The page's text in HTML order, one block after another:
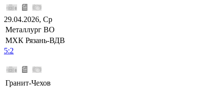
29.04.2026, Ср
Металлург ВО
МХК Рязань-ВДВ
5:2
Гранит-Чехов